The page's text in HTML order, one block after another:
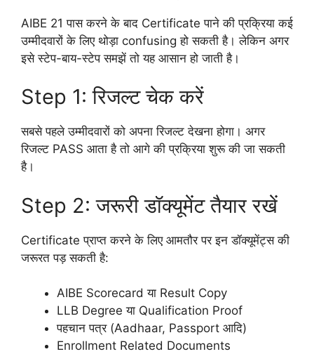
AIBE 21 पास करने के बाद Certificate पाने की प्रक्रिया कई
उम्मीदवारों के लिए थोड़ा confusing हो सकती है। लेकिन अगर
इसे स्टेप-बाय-स्टेप समझें तो यह आसान हो जाती है।
Step 1: रिजल्ट चेक करें
सबसे पहले उम्मीदवारों को अपना रिजल्ट देखना होगा। अगर
रिजल्ट PASS आता है तो आगे की प्रक्रिया शुरू की जा सकती
है।
Step 2: जरूरी डॉक्यूमेंट तैयार रखें
Certificate प्राप्त करने के लिए आमतौर पर इन डॉक्यूमेंट्स की
जरूरत पड़ सकती है:
AIBE Scorecard या Result Copy
LLB Degree या Qualification Proof
पहचान पत्र (Aadhaar, Passport आदि)
Enrollment Related Documents